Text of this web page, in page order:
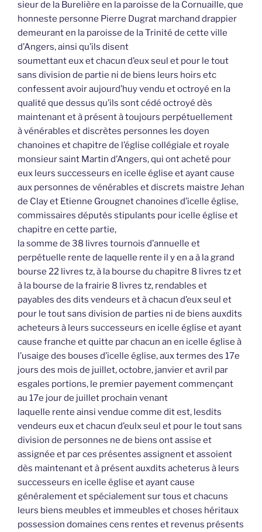
sieur de la Burelière en la paroisse de la Cornuaille, que
honneste personne Pierre Dugrat marchand drappier
demeurant en la paroisse de la Trinité de cette ville
d’Angers, ainsi qu’ils disent
soumettant eux et chacun d’eux seul et pour le tout
sans division de partie ni de biens leurs hoirs etc
confessent avoir aujourd’huy vendu et octroyé en la
qualité que dessus qu’ils sont cédé octroyé dès
maintenant et à présent à toujours perpétuellement
à vénérables et discrètes personnes les doyen
chanoines et chapitre de l’église collégiale et royale
monsieur saint Martin d’Angers, qui ont acheté pour
eux leurs successeurs en icelle église et ayant cause
aux personnes de vénérables et discrets maistre Jehan
de Clay et Etienne Grougnet chanoines d’icelle église,
commissaires députés stipulants pour icelle église et
chapitre en cette partie,
la somme de 38 livres tournois d’annuelle et
perpétuelle rente de laquelle rente il y en a à la grand
bourse 22 livres tz, à la bourse du chapitre 8 livres tz et
à la bourse de la frairie 8 livres tz, rendables et
payables des dits vendeurs et à chacun d’eux seul et
pour le tout sans division de parties ni de biens auxdits
acheteurs à leurs successeurs en icelle église et ayant
cause franche et quitte par chacun an en icelle église à
l’usaige des bouses d’icelle église, aux termes des 17e
jours des mois de juillet, octobre, janvier et avril par
esgales portions, le premier payement commençant
au 17e jour de juillet prochain venant
laquelle rente ainsi vendue comme dit est, lesdits
vendeurs eux et chacun d’eulx seul et pour le tout sans
division de personnes ne de biens ont assise et
assignée et par ces présentes assignent et assoient
dès maintenant et à présent auxdits acheterus à leurs
successeurs en icelle église et ayant cause
généralement et spécialement sur tous et chacuns
leurs biens meubles et immeubles et choses héritaux
possession domaines cens rentes et revenus présents